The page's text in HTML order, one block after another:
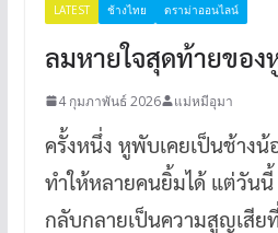
LATEST ช้างไทย ดราม่าออนไลน์
ลมหายใจสุดท้ายขอ
4 กุมภาพันธ์ 2026 แม่หมีอุมา
ครั้งหนึ่ง หูพับเคยเป็นช้างน้
ทำให้หลายคนยิ้มได้ แต่วันนี้
กลับกลายเป็นความสูญเสีย